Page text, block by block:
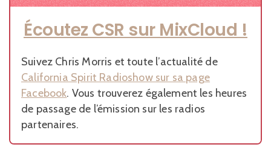
Écoutez CSR sur MixCloud !
Suivez Chris Morris et toute l’actualité de
California Spirit Radioshow sur sa page
Facebook. Vous trouverez également les heures
de passage de l’émission sur les radios
partenaires.